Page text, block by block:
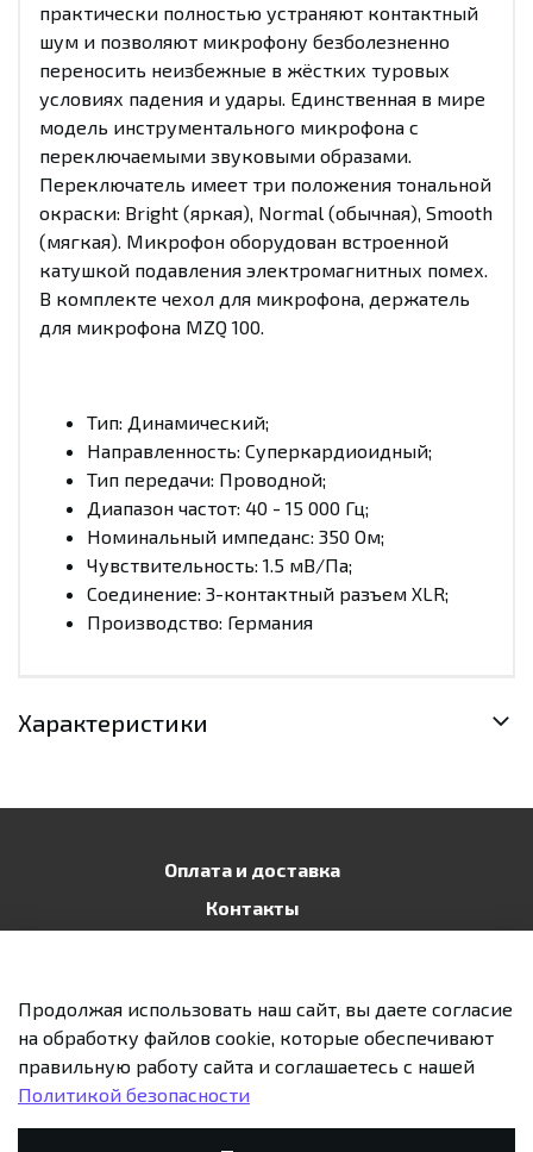
Предзаказ
практически полностью устраняют контактный
шум и позволяют микрофону безболезненно
переносить неизбежные в жёстких туровых
условиях падения и удары. Единственная в мире
модель инструментального микрофона с
переключаемыми звуковыми образами.
Переключатель имеет три положения тональной
окраски: Bright (яркая), Normal (обычная), Smooth
(мягкая). Микрофон оборудован встроенной
катушкой подавления электромагнитных помех.
В комплекте чехол для микрофона, держатель
для микрофона MZQ 100.
Тип: Динамический;
Направленность: Суперкардиоидный;
Тип передачи: Проводной;
Диапазон частот: 40 - 15 000 Гц;
Номинальный импеданс: 350 Ом;
Чувствительность: 1.5 мВ/Па;
Соединение: 3-контактный разъем XLR;
Производство: Германия
Характеристики
Оплата и доставка
Контакты
Возврат и обмен
Продолжая использовать наш сайт, вы даете согласие
на обработку файлов cookie, которые обеспечивают
правильную работу сайта и соглашаетесь с нашей
Политикой безопасности